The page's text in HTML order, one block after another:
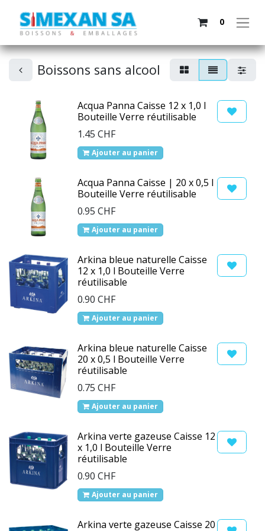
0
Boissons sans alcool
Acqua Panna Caisse 12 x 1,0 l
Bouteille Verre réutilisable
1.45 CHF
Ajouter au panier
Acqua Panna Caisse | 20 x 0,5 l
Bouteille Verre réutilisable
0.95 CHF
Ajouter au panier
Arkina bleue naturelle Caisse
12 x 1,0 l Bouteille Verre
réutilisable
0.90 CHF
Ajouter au panier
Arkina bleue naturelle Caisse
20 x 0,5 l Bouteille Verre
réutilisable
0.75 CHF
Ajouter au panier
Arkina verte gazeuse Caisse 12
x 1,0 l Bouteille Verre
réutilisable
0.90 CHF
Ajouter au panier
Arkina verte gazeuse Caisse 20